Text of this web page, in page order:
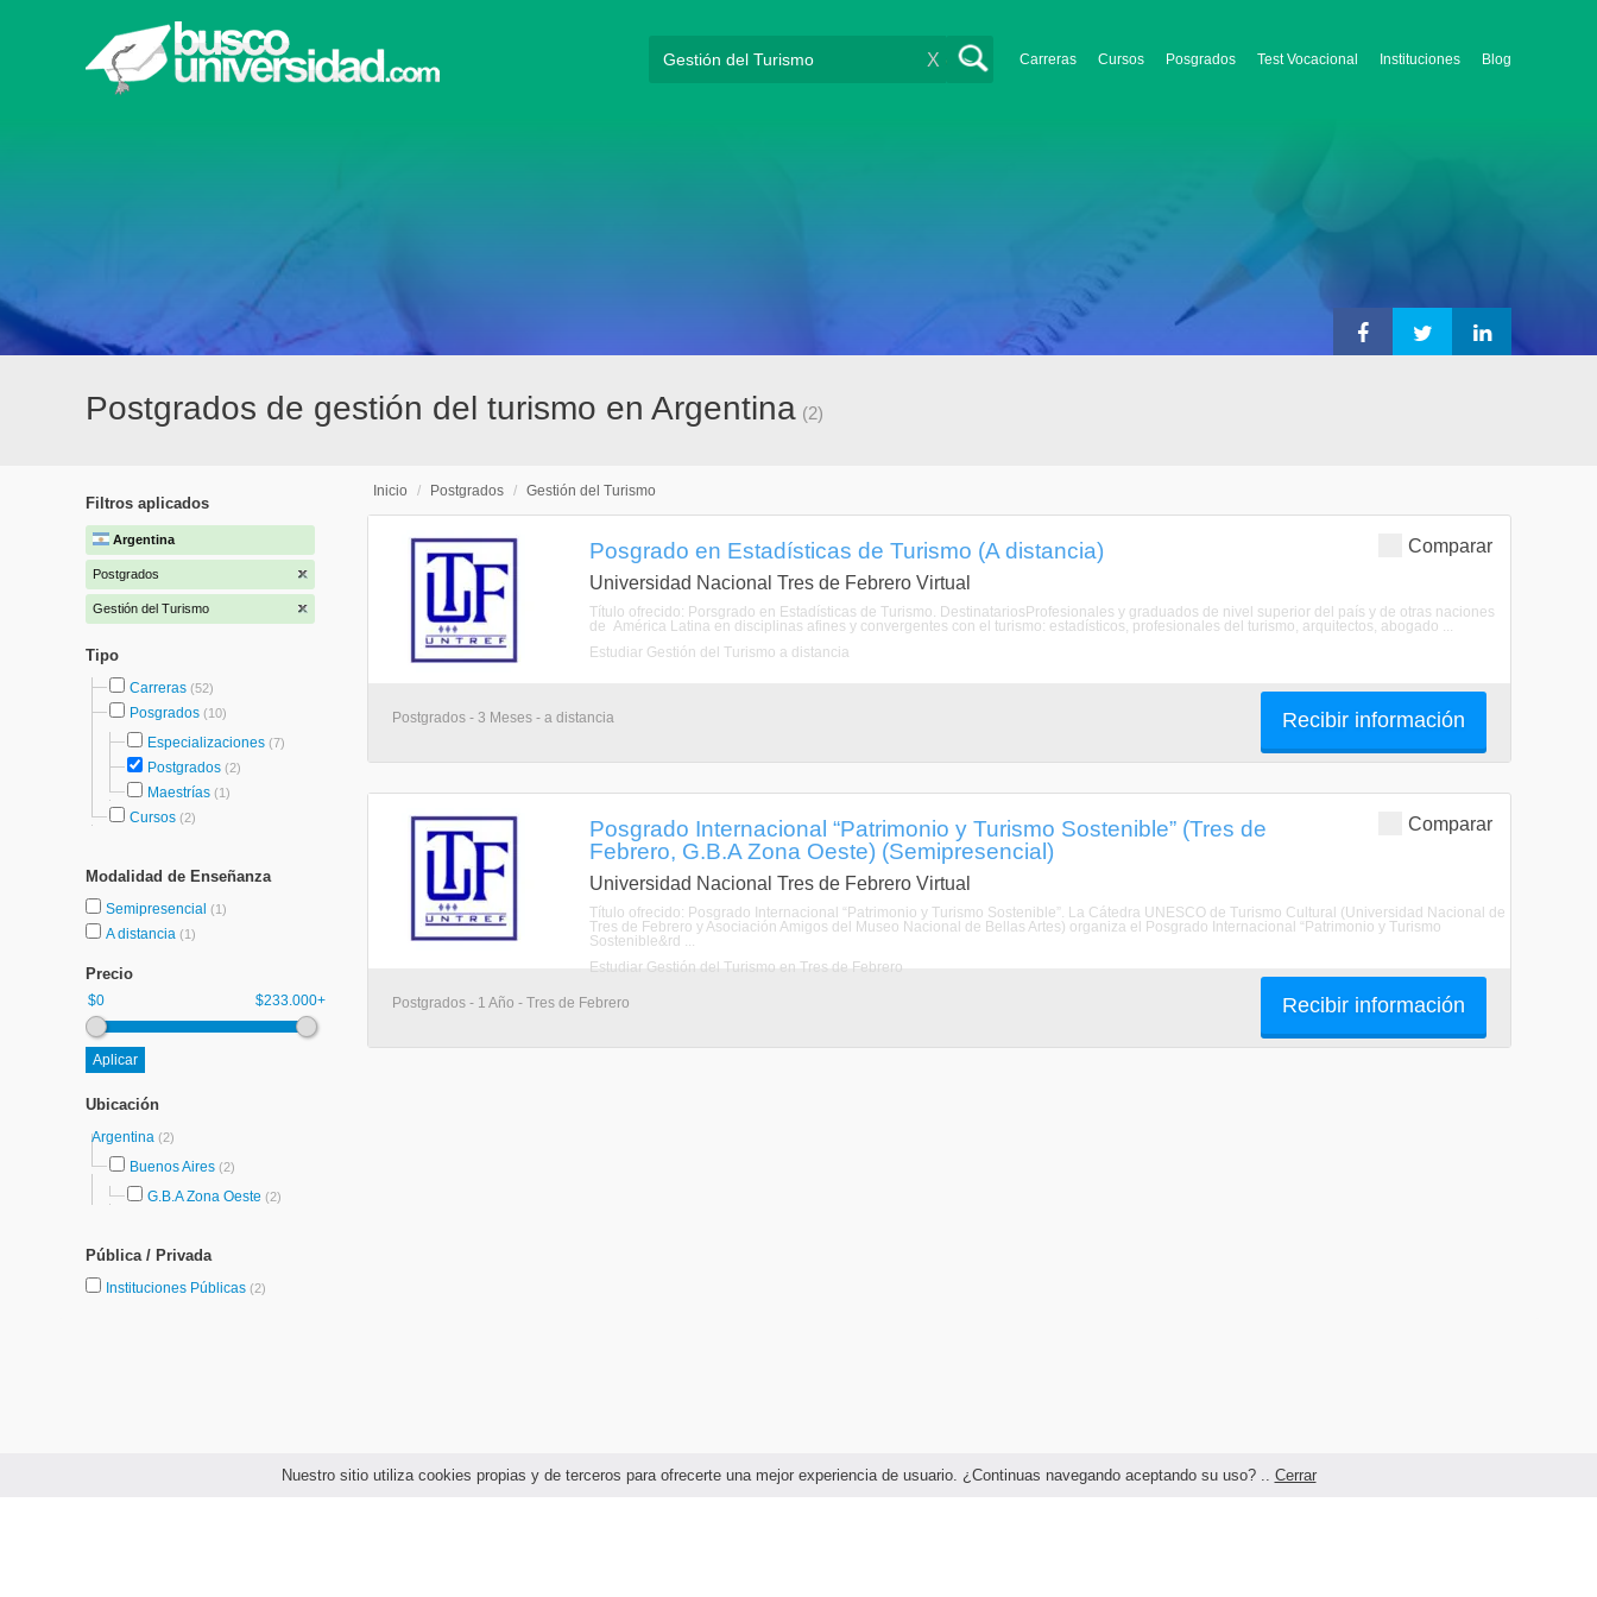
Nuestro sitio utiliza cookies propias y de terceros para ofrecerte una mejor experiencia de usuario. ¿Continuas navegando aceptando su uso? .. Cerrar
Carreras Cursos Posgrados Test Vocacional Instituciones Blog
X
Postgrados de gestión del turismo en Argentina (2)
Filtros aplicados
Argentina
Postgrados
Gestión del Turismo
Tipo
Carreras (52)
Posgrados (10)
Especializaciones (7)
Postgrados (2)
Maestrías (1)
Cursos (2)
Modalidad de Enseñanza
Semipresencial (1)
A distancia (1)
Precio
$0 $233.000+
Ubicación
Argentina (2)
Buenos Aires (2)
G.B.A Zona Oeste (2)
Pública / Privada
Instituciones Públicas (2)
Inicio / Postgrados / Gestión del Turismo
Comparar
Posgrado en Estadísticas de Turismo (A distancia)
Universidad Nacional Tres de Febrero Virtual
Título ofrecido: Porsgrado en Estadísticas de Turismo. DestinatariosProfesionales y graduados de nivel superior del país y de otras naciones
de América Latina en disciplinas afines y convergentes con el turismo: estadísticos, profesionales del turismo, arquitectos, abogado ...
Estudiar Gestión del Turismo a distancia
Postgrados - 3 Meses - a distancia Recibir información
Comparar
Posgrado Internacional “Patrimonio y Turismo Sostenible” (Tres de
Febrero, G.B.A Zona Oeste) (Semipresencial)
Universidad Nacional Tres de Febrero Virtual
Título ofrecido: Posgrado Internacional “Patrimonio y Turismo Sostenible”. La Cátedra UNESCO de Turismo Cultural (Universidad Nacional de
Tres de Febrero y Asociación Amigos del Museo Nacional de Bellas Artes) organiza el Posgrado Internacional “Patrimonio y Turismo
Sostenible&rd ...
Estudiar Gestión del Turismo en Tres de Febrero
Postgrados - 1 Año - Tres de Febrero Recibir información